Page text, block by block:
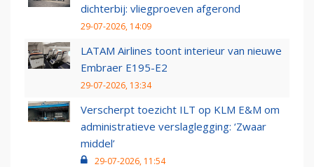
dichterbij: vliegproeven afgerond
29-07-2026, 14:09
LATAM Airlines toont interieur van nieuwe
Embraer E195-E2
29-07-2026, 13:34
Verscherpt toezicht ILT op KLM E&M om
administratieve verslaglegging: ‘Zwaar
middel’
29-07-2026, 11:54